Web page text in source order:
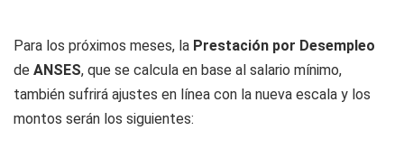
Para los próximos meses, la Prestación por Desempleo
de ANSES, que se calcula en base al salario mínimo,
también sufrirá ajustes en línea con la nueva escala y los
montos serán los siguientes: